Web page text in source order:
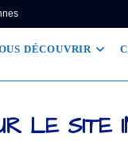
DÉCOUVRIR
LE SITE